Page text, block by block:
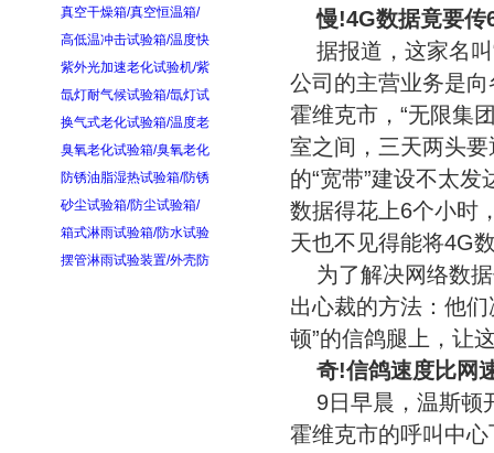
真空干燥箱/真空恒温箱/
高低温冲击试验箱/温度快
紫外光加速老化试验机/紫
氙灯耐气候试验箱/氙灯试
换气式老化试验箱/温度老
臭氧老化试验箱/臭氧老化
防锈油脂湿热试验箱/防锈
砂尘试验箱/防尘试验箱/
箱式淋雨试验箱/防水试验
摆管淋雨试验装置/外壳防
慢!4G数据竟要传
据报道，这家名
公司的主营业务是
霍维克市，“无限集
室之间，三天两头
的“宽带”建设不太
数据得花上6个小时
天也不见得能将4G
为了解决网络数
出心裁的方法：他
顿”的信鸽腿上，让
奇!信鸽速度比网
9日早晨，温斯顿
霍维克市的呼叫中